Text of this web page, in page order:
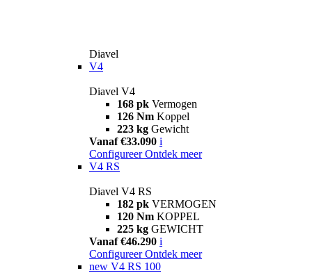
Diavel
V4
Diavel V4
168 pk Vermogen
126 Nm Koppel
223 kg Gewicht
Vanaf €33.090 i
Configureer Ontdek meer
V4 RS
Diavel V4 RS
182 pk VERMOGEN
120 Nm KOPPEL
225 kg GEWICHT
Vanaf €46.290 i
Configureer Ontdek meer
new V4 RS 100